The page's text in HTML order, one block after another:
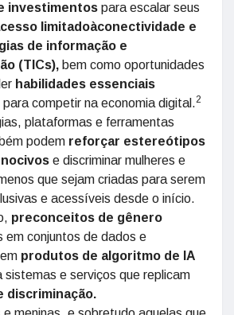
investimentos para escalar seus
limitadoàconectividade e
de informação e
(TICs), bem como oportunidades
habilidades essenciais
competir na economia digital.2
plataformas e ferramentas
podem reforçar estereótipos
e discriminar mulheres e
que sejam criadas para serem
e acessíveis desde o início.
preconceitos de gênero
em conjuntos de dados e
produtos de algoritmo de IA
sistemas e serviços que replicam
discriminação.